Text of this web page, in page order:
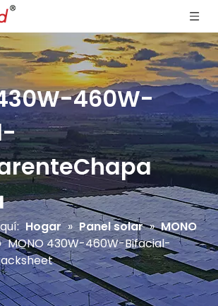
460W-
Hogar » Panel solar » MONO
MONO 430W-460W-Bifacial-